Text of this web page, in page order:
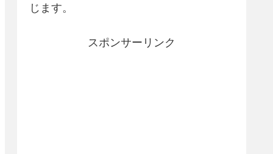
じます。
スポンサーリンク